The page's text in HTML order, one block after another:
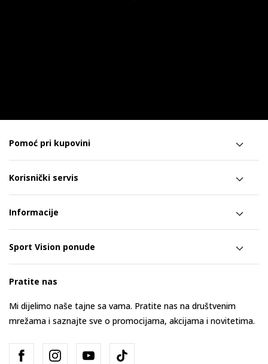
Pomoć pri kupovini
Korisnički servis
Informacije
Sport Vision ponude
Pratite nas
Mi dijelimo naše tajne sa vama. Pratite nas na društvenim
mrežama i saznajte sve o promocijama, akcijama i novitetima.